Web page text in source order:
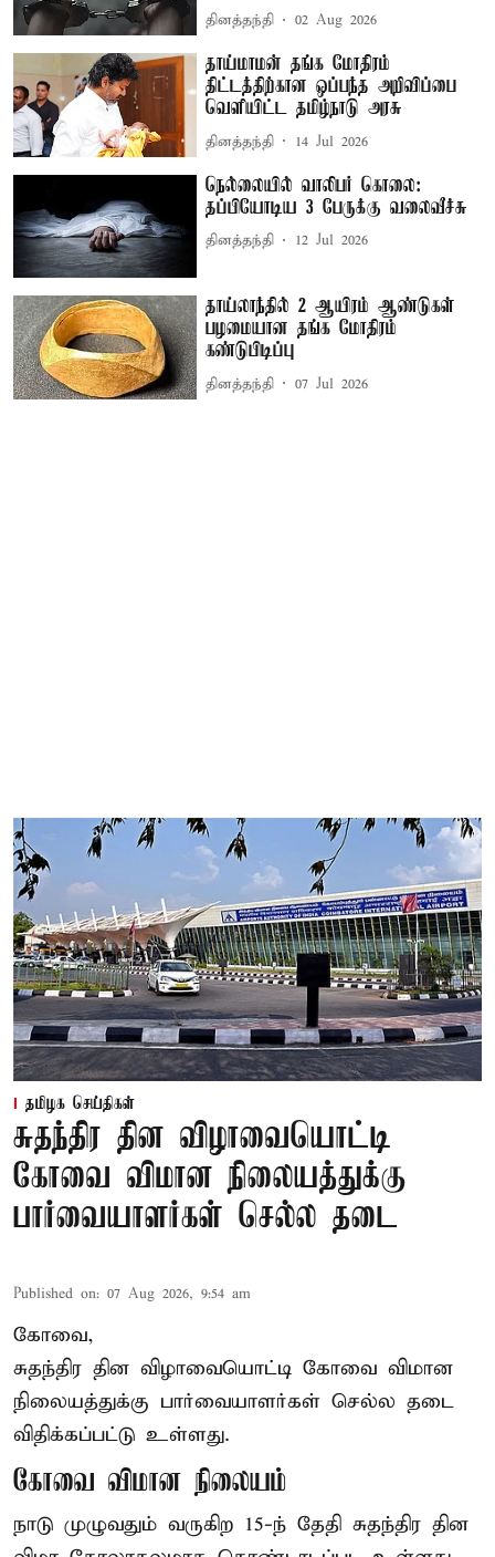
தினத்தந்தி 02 Aug 2026
தாய்மாமன் தங்க மோதிரம்
திட்டத்திற்கான ஒப்பந்த அறிவிப்பை
வெளியிட்ட தமிழ்நாடு அரசு
தினத்தந்தி 14 Jul 2026
நெல்லையில் வாலிபர் கொலை:
தப்பியோடிய 3 பேருக்கு வலைவீச்சு
தினத்தந்தி 12 Jul 2026
தாய்லாந்தில் 2 ஆயிரம் ஆண்டுகள்
பழமையான தங்க மோதிரம்
கண்டுபிடிப்பு
தினத்தந்தி 07 Jul 2026
தமிழக செய்திகள்
சுதந்திர தின விழாவையொட்டி
கோவை விமான நிலையத்துக்கு
பார்வையாளர்கள் செல்ல தடை
Published on: 07 Aug 2026, 9:54 am
கோவை,
சுதந்திர தின விழாவையொட்டி கோவை விமான
நிலையத்துக்கு பார்வையாளர்கள் செல்ல தடை
விதிக்கப்பட்டு உள்ளது.
கோவை விமான நிலையம்
நாடு முழுவதும் வருகிற 15-ந் தேதி சுதந்திர தின